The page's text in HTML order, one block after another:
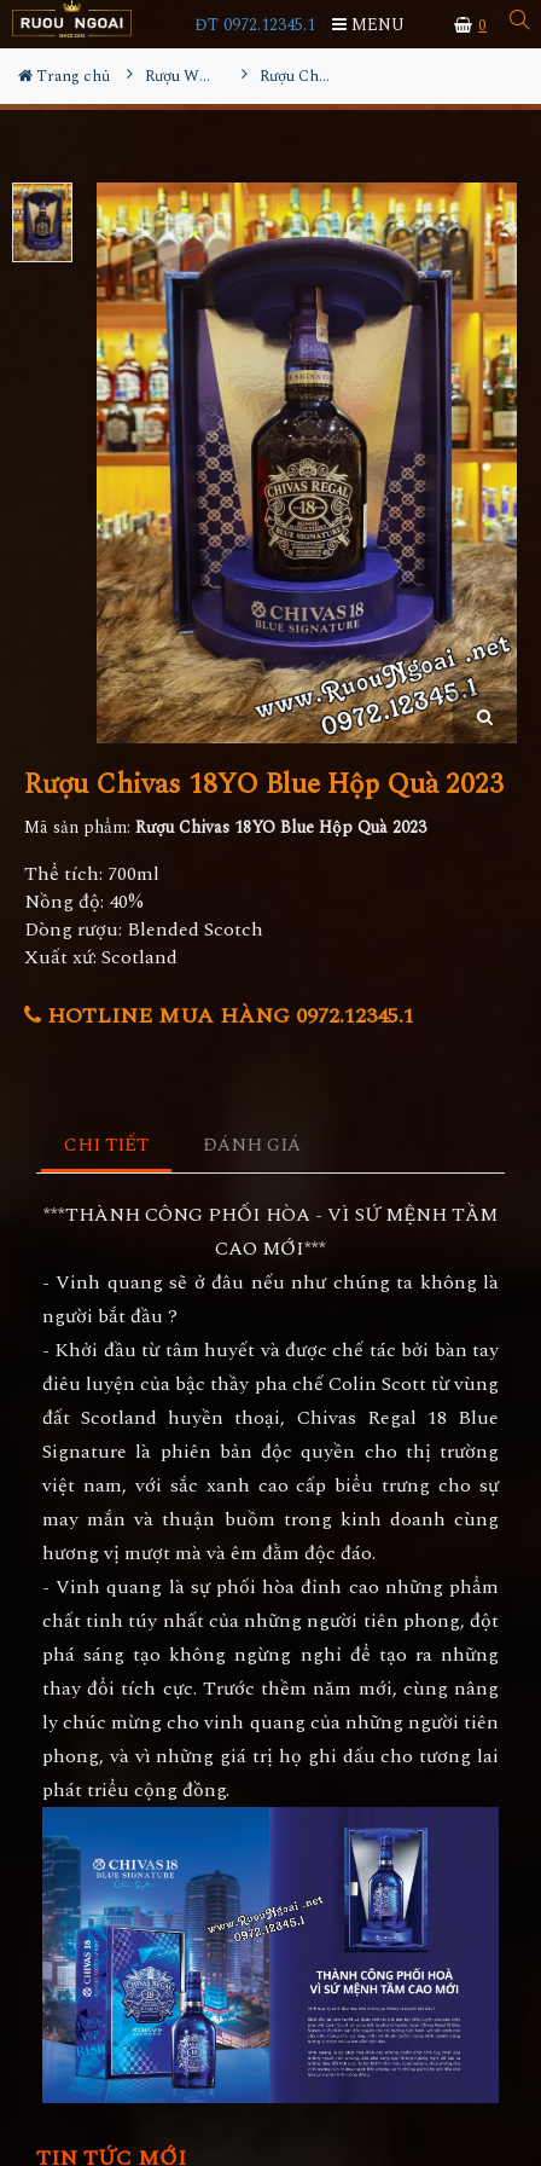
0
ĐT 0972.12345.1 MENU
Trang chủ Rượu Whisky Rượu Chivas 18YO Blue Hộp Quà 2023
Rượu Chivas 18YO Blue Hộp Quà 2023
Mã sản phẩm: Rượu Chivas 18YO Blue Hộp Quà 2023
Thể tích: 700ml
Nồng độ: 40%
Dòng rượu: Blended Scotch
Xuất xứ: Scotland
HOTLINE MUA HÀNG 0972.12345.1
CHI TIẾT ĐÁNH GIÁ
***THÀNH CÔNG PHỐI HÒA - VÌ SỨ MỆNH TẦM
CAO MỚI***
- Vinh quang sẽ ở đâu nếu như chúng ta không là
người bắt đầu ?
- Khởi đầu từ tâm huyết và được chế tác bởi bàn tay
điêu luyện của bậc thầy pha chế Colin Scott từ vùng
đất Scotland huyền thoại, Chivas Regal 18 Blue
Signature là phiên bản độc quyền cho thị trường
việt nam, với sắc xanh cao cấp biểu trưng cho sự
may mắn và thuận buồm trong kinh doanh cùng
hương vị mượt mà và êm đằm độc đáo.
- Vinh quang là sự phối hòa đỉnh cao những phẩm
chất tinh túy nhất của những người tiên phong, đột
phá sáng tạo không ngừng nghỉ để tạo ra những
thay đổi tích cực. Trước thềm năm mới, cùng nâng
ly chúc mừng cho vinh quang của những người tiên
phong, và vì những giá trị họ ghi dấu cho tương lai
phát triểu cộng đồng.
TIN TỨC MỚI